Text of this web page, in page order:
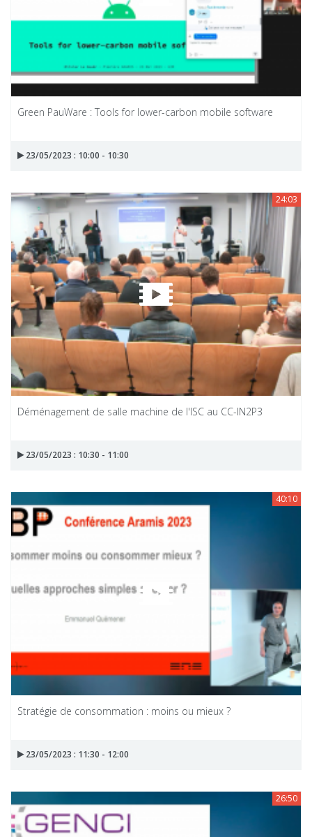
Green PauWare : Tools for lower-carbon mobile software
23/05/2023 : 10:00 - 10:30
24:03
Déménagement de salle machine de l'ISC au CC-IN2P3
23/05/2023 : 10:30 - 11:00
40:10
Stratégie de consommation : moins ou mieux ?
23/05/2023 : 11:30 - 12:00
26:50